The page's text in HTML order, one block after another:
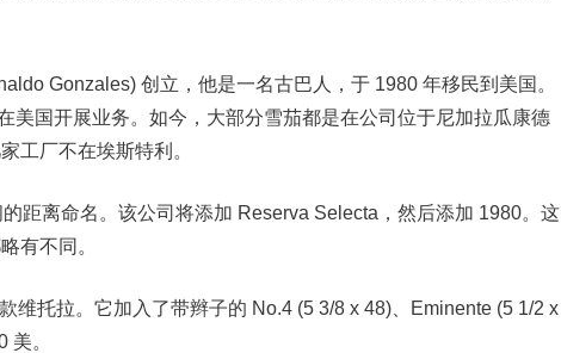
Gonzales) 创立，他是一名古巴人，于 1980 年移民到美国。
美国开展业务。如今，大部分雪茄都是在公司位于尼加拉瓜康德
工厂不在埃斯特利。
距离命名。该公司将添加 Reserva Selecta，然后添加 1980。这
有不同。
维托拉。它加入了带辫子的 No.4 (5 3/8 x 48)、Eminente (5 1/2 x
美。